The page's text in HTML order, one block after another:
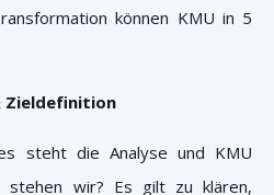
können KMU in 5
Zieldefinition
steht die Analyse und KMU
stehen wir? Es gilt zu klären,